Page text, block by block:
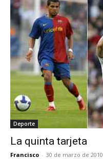
Deporte
La quinta tarjeta
Francisco - 30 de marzo de 2010